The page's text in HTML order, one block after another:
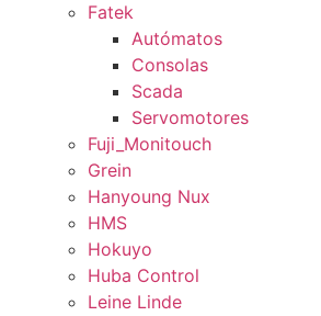
Fatek
Autómatos
Consolas
Scada
Servomotores
Fuji_Monitouch
Grein
Hanyoung Nux
HMS
Hokuyo
Huba Control
Leine Linde